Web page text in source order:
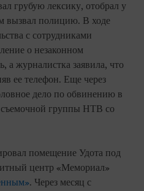
грубую лексику, отобрал у
вызвал полицию. В ходе
с сотрудниками
о незаконном
а журналистка заявила, что
ее телефон. Еще через
дело по обвинению в
группы НТВ со
помещение Удота под
центр «Мемориал»
. Через месяц с